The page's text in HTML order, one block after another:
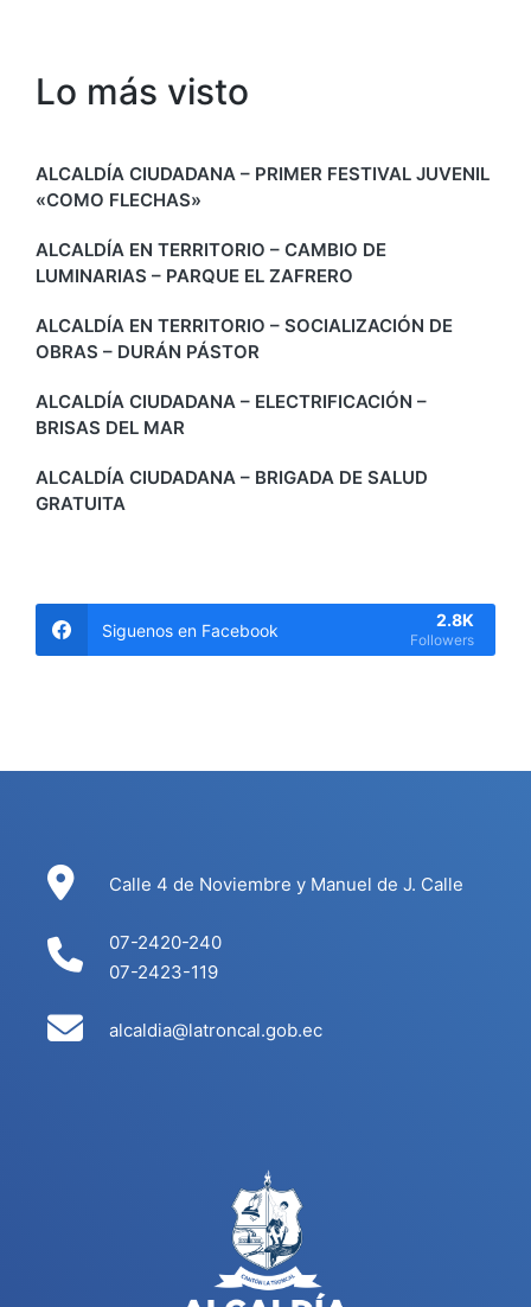
Lo más visto
ALCALDÍA CIUDADANA – PRIMER FESTIVAL JUVENIL
«COMO FLECHAS»
ALCALDÍA EN TERRITORIO – CAMBIO DE
LUMINARIAS – PARQUE EL ZAFRERO
ALCALDÍA EN TERRITORIO – SOCIALIZACIÓN DE
OBRAS – DURÁN PÁSTOR
ALCALDÍA CIUDADANA – ELECTRIFICACIÓN –
BRISAS DEL MAR
ALCALDÍA CIUDADANA – BRIGADA DE SALUD
GRATUITA
Siguenos en Facebook 2.8K
Followers
Calle 4 de Noviembre y Manuel de J. Calle
07-2420-240
07-2423-119
alcaldia@latroncal.gob.ec